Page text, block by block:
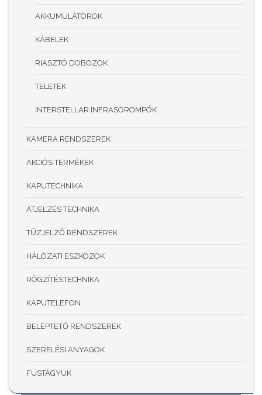
AKKUMULÁTOROK
KÁBELEK
RIASZTÓ DOBOZOK
TELETEK
INTERSTELLAR INFRASOROMPÓK
KAMERA RENDSZEREK
AKCIÓS TERMÉKEK
KAPUTECHNIKA
ÁTJELZÉS TECHNIKA
TŰZJELZŐ RENDSZEREK
HÁLÓZATI ESZKÖZÖK
RÖGZÍTÉSTECHNIKA
KAPUTELEFON
BELÉPTETŐ RENDSZEREK
SZERELÉSI ANYAGOK
FÜSTÁGYÚK